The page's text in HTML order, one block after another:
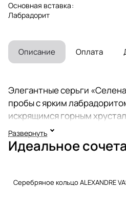
Основная вставка:
Лабрадорит
Описание Оплата
Элегантные серьги
пробы с ярким
искрящимся горным
камню таинственного
4-мя сверкающими
позолотой. Надежный
«Вечные ценности»
Развернуть
Идеальное
Серебряное кольцо ALEXANDRE